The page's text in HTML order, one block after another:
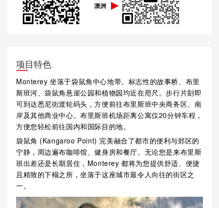
项目特色
Monterey 坐落于袋鼠角中心地带。标志性的故事桥、布里
斯班河、袋鼠角悬崖公园和植物园均近在咫尺。步行片刻即
可到达悉尼街渡轮码头，方便前往布里斯班中央商务区、南
岸及其他商业中心。布里斯班机场距离公寓仅20分钟车程，
方便您轻松前往国内和国际目的地。
袋鼠角 (Kangaroo Point) 完美融合了都市的便利与郊区的
宁静，周边遍布咖啡馆、健身房和餐厅。无论您是来布里斯
班出差还是长期居住，Monterey 都将为您提供舒适、便捷
且精致的下榻之所，坐落于这座城市最令人向往的街区之
一。